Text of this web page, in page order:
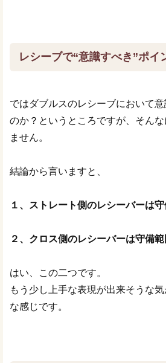
レシーブで“意識すべき”ポイ
ではダブルスのレシーブにおいて
のか？というところですが、そん
ません。
結論から言いますと、
１、ストレート側のレシーバーは守
２、クロス側のレシーバーは守備範
はい、この二つです。
もう少し上手な表現が出来そうな
な感じです。